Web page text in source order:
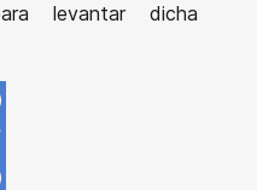
levantar dicha